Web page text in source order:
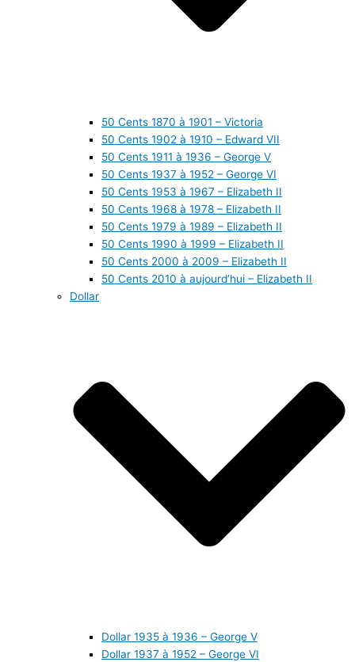
50 Cents 1870 à 1901 – Victoria
50 Cents 1902 à 1910 – Edward VII
50 Cents 1911 à 1936 – George V
50 Cents 1937 à 1952 – George VI
50 Cents 1953 à 1967 – Elizabeth II
50 Cents 1968 à 1978 – Elizabeth II
50 Cents 1979 à 1989 – Elizabeth II
50 Cents 1990 à 1999 – Elizabeth II
50 Cents 2000 à 2009 – Elizabeth II
50 Cents 2010 à aujourd’hui – Elizabeth II
Dollar
Dollar 1935 à 1936 – George V
Dollar 1937 à 1952 – George VI